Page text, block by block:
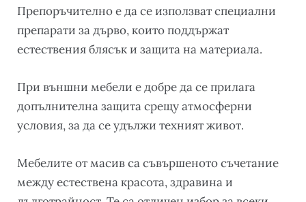
Препоръчително е да се използват специални
препарати за дърво, които поддържат
естествения блясък и защита на материала.
При външни мебели е добре да се прилага
допълнителна защита срещу атмосферни
условия, за да се удължи техният живот.
Мебелите от масив са съвършеното съчетание
между естествена красота, здравина и